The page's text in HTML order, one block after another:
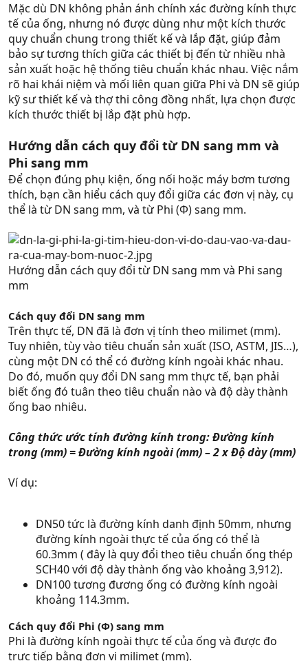
Mặc dù DN không phản ánh chính xác đường kính thực
tế của ống, nhưng nó được dùng như một kích thước
quy chuẩn chung trong thiết kế và lắp đặt, giúp đảm
bảo sự tương thích giữa các thiết bị đến từ nhiều nhà
sản xuất hoặc hệ thống tiêu chuẩn khác nhau. Việc nắm
rõ hai khái niệm và mối liên quan giữa Phi và DN sẽ giúp
kỹ sư thiết kế và thợ thi công đồng nhất, lựa chọn được
kích thước thiết bị lắp đặt phù hợp.
Hướng dẫn cách quy đổi từ DN sang mm và
Phi sang mm
Để chọn đúng phụ kiện, ống nối hoặc máy bơm tương
thích, bạn cần hiểu cách quy đổi giữa các đơn vị này, cụ
thể là từ DN sang mm, và từ Phi (Φ) sang mm.
Hướng dẫn cách quy đổi từ DN sang mm và Phi sang
mm
Cách quy đổi DN sang mm
Trên thực tế, DN đã là đơn vị tính theo milimet (mm).
Tuy nhiên, tùy vào tiêu chuẩn sản xuất (ISO, ASTM, JIS…),
cùng một DN có thể có đường kính ngoài khác nhau.
Do đó, muốn quy đổi DN sang mm thực tế, bạn phải
biết ống đó tuân theo tiêu chuẩn nào và độ dày thành
ống bao nhiêu.
Công thức ước tính đường kính trong: Đường kính
trong (mm) = Đường kính ngoài (mm) – 2 x Độ dày (mm)
Ví dụ:
DN50 tức là đường kính danh định 50mm, nhưng
đường kính ngoài thực tế của ống có thể là
60.3mm ( đây là quy đổi theo tiêu chuẩn ống thép
SCH40 với độ dày thành ống vào khoảng 3,912).
DN100 tương đương ống có đường kính ngoài
khoảng 114.3mm.
Cách quy đổi Phi (Φ) sang mm
Phi là đường kính ngoài thực tế của ống và được đo
trực tiếp bằng đơn vị milimet (mm).